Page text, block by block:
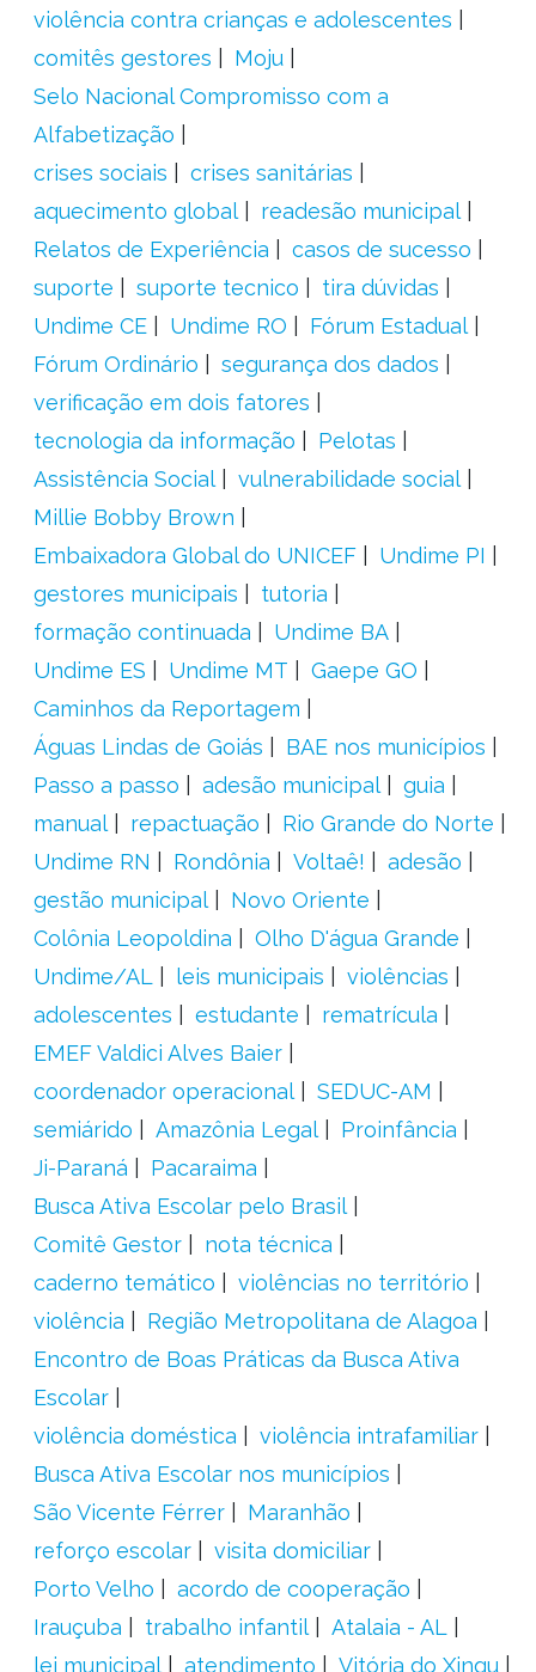
violência contra crianças e adolescentes
comitês gestores
Moju
Selo Nacional Compromisso com a
Alfabetização
crises sociais
crises sanitárias
aquecimento global
readesão municipal
Relatos de Experiência
casos de sucesso
suporte
suporte tecnico
tira dúvidas
Undime CE
Undime RO
Fórum Estadual
Fórum Ordinário
segurança dos dados
verificação em dois fatores
tecnologia da informação
Pelotas
Assistência Social
vulnerabilidade social
Millie Bobby Brown
Embaixadora Global do UNICEF
Undime PI
gestores municipais
tutoria
formação continuada
Undime BA
Undime ES
Undime MT
Gaepe GO
Caminhos da Reportagem
Águas Lindas de Goiás
BAE nos municípios
Passo a passo
adesão municipal
guia
manual
repactuação
Rio Grande do Norte
Undime RN
Rondônia Voltaê!
adesão
gestão municipal
Novo Oriente
Colônia Leopoldina
Olho D'água Grande
Undime/AL
leis municipais
violências
adolescentes
estudante
rematrícula
EMEF Valdici Alves Baier
coordenador operacional
SEDUC-AM
semiárido
Amazônia Legal
Proinfância
Ji-Paraná
Pacaraima
Busca Ativa Escolar pelo Brasil
Comitê Gestor
nota técnica
caderno temático
violências no território
violência
Região Metropolitana de Alagoa
Encontro de Boas Práticas da Busca Ativa
Escolar
violência doméstica
violência intrafamiliar
Busca Ativa Escolar nos municípios
São Vicente Férrer
Maranhão
reforço escolar
visita domiciliar
Porto Velho
acordo de cooperação
Irauçuba
trabalho infantil
Atalaia - AL
lei municipal
atendimento Vitória do Xingu